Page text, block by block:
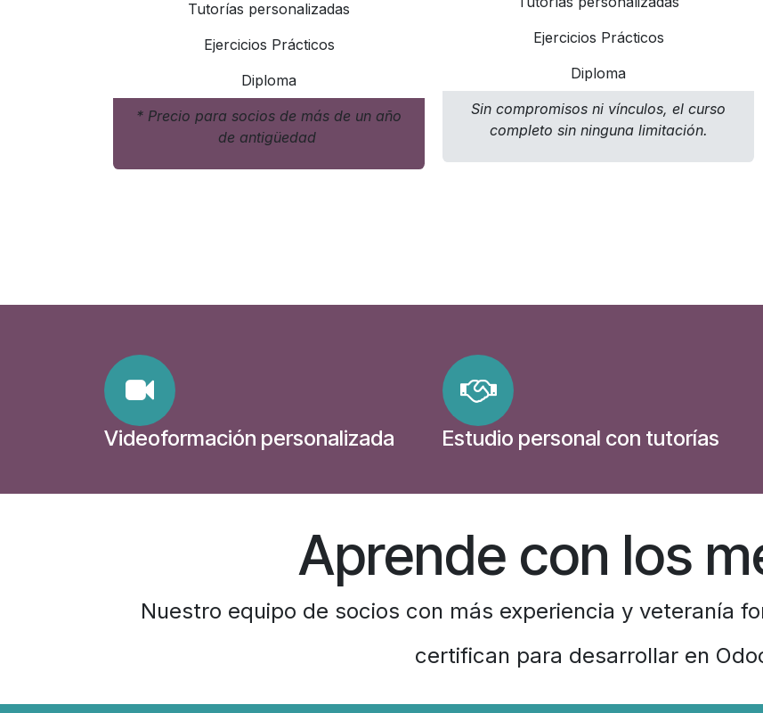
Tutorías personalizadas
Ejercicios Prácticos
Diploma
* Precio para socios de más de un año
de antigüedad
Ejercicios Prácticos
Diploma
Sin compromisos ni vínculos, el curso
completo sin ninguna limitación.
Videoformación personalizada Estudio personal con tutorías
Aprende con los
Nuestro equipo de socios con más experiencia y veteranía
certifican para desarrollar en